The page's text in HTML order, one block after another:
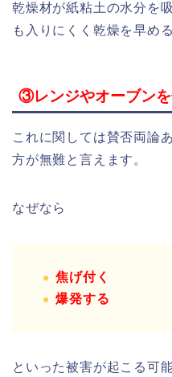
乾燥材が紙粘土の水分を
も入りにくく乾燥を早め
③レンジやオーブンを
これに関しては賛否両論
方が無難と言えます。
なぜなら
焦げ付く
爆発する
といった被害が起こる可